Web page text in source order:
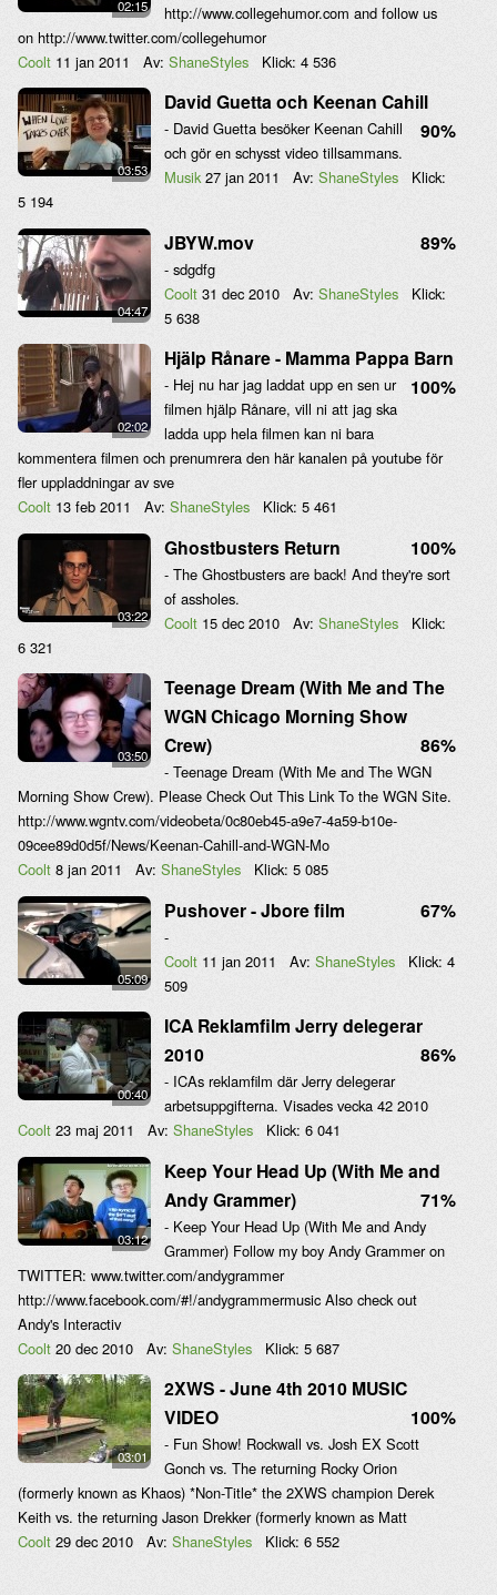
02:15
http://www.collegehumor.com and follow us
on http://www.twitter.com/collegehumor
Coolt 11 jan 2011 Av: ShaneStyles Klick: 4 536
03:53
David Guetta och Keenan Cahill
90%
- David Guetta besöker Keenan Cahill
och gör en schysst video tillsammans.
Musik 27 jan 2011 Av: ShaneStyles
Klick:
5 194
04:47
JBYW.mov 89%
- sdgdfg
Coolt 31 dec 2010 Av: ShaneStyles
Klick:
5 638
02:02
Hjälp Rånare - Mamma Pappa Barn
100%
- Hej nu har jag laddat upp en sen ur
filmen hjälp Rånare, vill ni att jag ska
ladda upp hela filmen kan ni bara
kommentera filmen och prenumrera den här kanalen på youtube för
fler uppladdningar av sve
Coolt 13 feb 2011 Av: ShaneStyles Klick: 5 461
03:22
Ghostbusters Return 100%
- The Ghostbusters are back! And they're sort
of assholes.
Coolt 15 dec 2010 Av: ShaneStyles
Klick:
6 321
03:50
Teenage Dream (With Me and The
WGN Chicago Morning Show
Crew)
86%
- Teenage Dream (With Me and The WGN
Morning Show Crew). Please Check Out This Link To the WGN Site.
http://www.wgntv.com/videobeta/0c80eb45-a9e7-4a59-b10e-
09cee89d0d5f/News/Keenan-Cahill-and-WGN-Mo
Coolt 8 jan 2011 Av: ShaneStyles Klick: 5 085
05:09
Pushover - Jbore film 67%
-
Coolt 11 jan 2011 Av: ShaneStyles Klick: 4
509
00:40
ICA Reklamfilm Jerry delegerar
2010
86%
- ICAs reklamfilm där Jerry delegerar
arbetsuppgifterna. Visades vecka 42 2010
Coolt 23 maj 2011 Av: ShaneStyles Klick: 6 041
03:12
Keep Your Head Up (With Me and
Andy Grammer)
71%
- Keep Your Head Up (With Me and Andy
Grammer) Follow my boy Andy Grammer on
TWITTER: www.twitter.com/andygrammer
http://www.facebook.com/#!/andygrammermusic Also check out
Andy's Interactiv
Coolt 20 dec 2010 Av: ShaneStyles Klick: 5 687
03:01
2XWS - June 4th 2010 MUSIC
VIDEO
100%
- Fun Show! Rockwall vs. Josh EX Scott
Gonch vs. The returning Rocky Orion
(formerly known as Khaos) *Non-Title* the 2XWS champion Derek
Keith vs. the returning Jason Drekker (formerly known as Matt
Coolt 29 dec 2010 Av: ShaneStyles Klick: 6 552